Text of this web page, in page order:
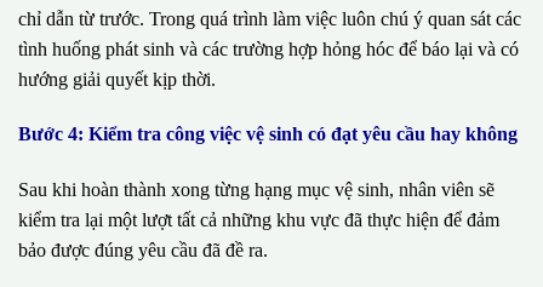
chỉ dẫn từ trước. Trong quá trình làm việc luôn chú ý quan sát các
tình huống phát sinh và các trường hợp hỏng hóc để báo lại và có
hướng giải quyết kịp thời.
Bước 4: Kiểm tra công việc vệ sinh có đạt yêu cầu hay không
Sau khi hoàn thành xong từng hạng mục vệ sinh, nhân viên sẽ
kiểm tra lại một lượt tất cả những khu vực đã thực hiện để đảm
bảo được đúng yêu cầu đã đề ra.